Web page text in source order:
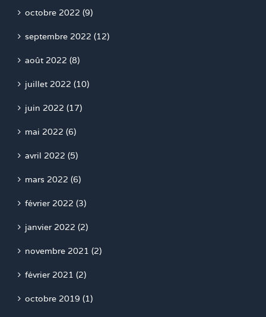
octobre 2022 (9)
septembre 2022 (12)
août 2022 (8)
juillet 2022 (10)
juin 2022 (17)
mai 2022 (6)
avril 2022 (5)
mars 2022 (6)
février 2022 (3)
janvier 2022 (2)
novembre 2021 (2)
février 2021 (2)
octobre 2019 (1)